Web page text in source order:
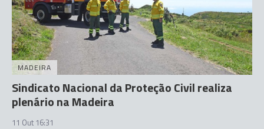
MADEIRA
Sindicato Nacional da Proteção Civil realiza
plenário na Madeira
11 Out 16:31